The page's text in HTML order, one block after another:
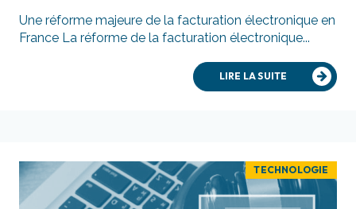
Une réforme majeure de la facturation électronique en
France La réforme de la facturation électronique...
LIRE LA SUITE
TECHNOLOGIE